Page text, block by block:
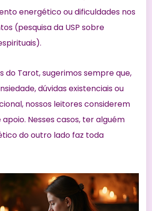
energético ou dificuldades nos
(pesquisa da USP sobre
).
do Tarot, sugerimos sempre que,
dúvidas existenciais ou
nossos leitores considerem
Nesses casos, ter alguém
do outro lado faz toda